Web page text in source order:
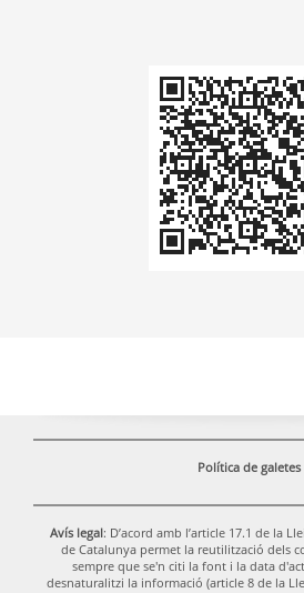
Política de galetes
Avís legal: D’acord amb l’article 17.1 de la
de Catalunya permet la reutilització dels
sempre que se'n citi la font i la data
desnaturalitzi la informació (article 8 de la